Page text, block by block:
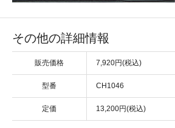
その他の詳細情報
販売価格 7,920円(税込)
型番 CH1046
定価 13,200円(税込)